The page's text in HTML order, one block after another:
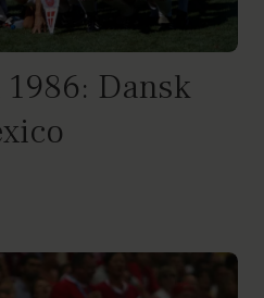
Dansk